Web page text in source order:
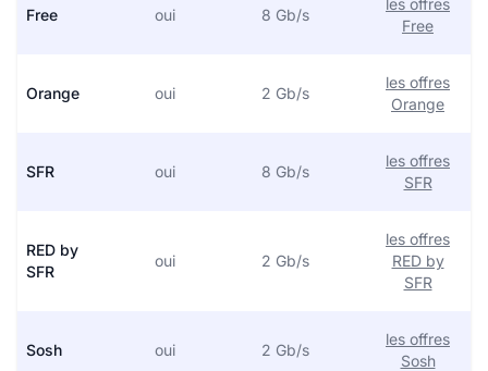
Free oui 8 Gb/s
les offres
Free
Orange oui 2 Gb/s
les offres
Orange
SFR oui 8 Gb/s
les offres
SFR
RED by
SFR
oui 2 Gb/s
les offres
RED by
SFR
Sosh oui 2 Gb/s
les offres
Sosh